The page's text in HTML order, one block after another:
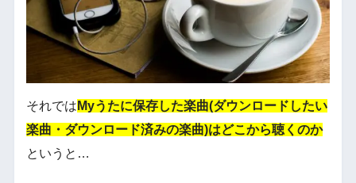
それでは Myうたに保存した楽曲(ダウンロードしたい
楽曲・ダウンロード済みの楽曲)はどこから聴くのか
というと…